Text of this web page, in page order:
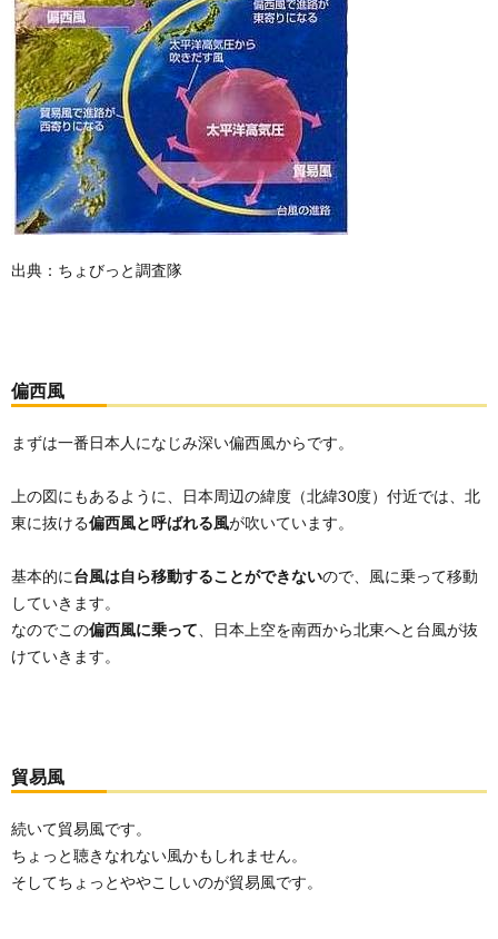
出典：ちょびっと調査隊
偏西風
まずは一番日本人になじみ深い偏西風からです。
上の図にもあるように、日本周辺の緯度（北緯30度）付近では、北
東に抜ける偏西風と呼ばれる風が吹いています。
基本的に台風は自ら移動することができないので、風に乗って移動
していきます。
なのでこの偏西風に乗って 、日本上空を南西から北東へと台風が抜
けていきます。
貿易風
続いて貿易風です。
ちょっと聴きなれない風かもしれません。
そしてちょっとややこしいのが貿易風です。